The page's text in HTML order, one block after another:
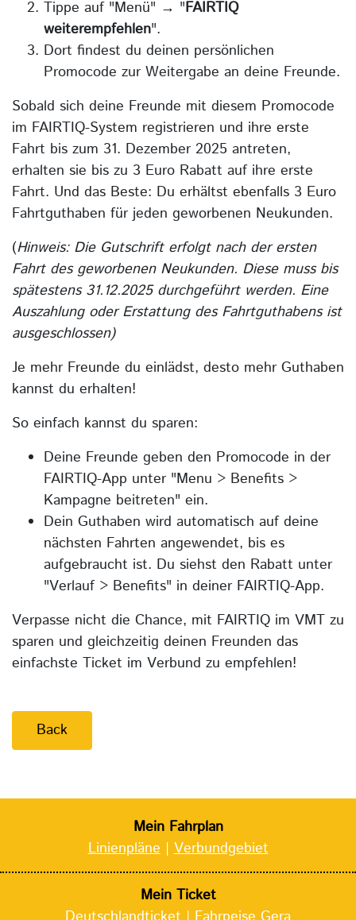
Tippe auf "Menü" → "FAIRTIQ
weiterempfehlen".
Dort findest du deinen persönlichen
Promocode zur Weitergabe an deine Freunde.
Sobald sich deine Freunde mit diesem Promocode
im FAIRTIQ-System registrieren und ihre erste
Fahrt bis zum 31. Dezember 2025 antreten,
erhalten sie bis zu 3 Euro Rabatt auf ihre erste
Fahrt. Und das Beste: Du erhältst ebenfalls 3 Euro
Fahrtguthaben für jeden geworbenen Neukunden.
(Hinweis: Die Gutschrift erfolgt nach der ersten
Fahrt des geworbenen Neukunden. Diese muss bis
spätestens 31.12.2025 durchgeführt werden. Eine
Auszahlung oder Erstattung des Fahrtguthabens ist
ausgeschlossen)
Je mehr Freunde du einlädst, desto mehr Guthaben
kannst du erhalten!
So einfach kannst du sparen:
Deine Freunde geben den Promocode in der
FAIRTIQ-App unter "Menu > Benefits >
Kampagne beitreten" ein.
Dein Guthaben wird automatisch auf deine
nächsten Fahrten angewendet, bis es
aufgebraucht ist. Du siehst den Rabatt unter
"Verlauf > Benefits" in deiner FAIRTIQ-App.
Verpasse nicht die Chance, mit FAIRTIQ im VMT zu
sparen und gleichzeitig deinen Freunden das
einfachste Ticket im Verbund zu empfehlen!
Back
Mein Fahrplan
Linienpläne|Verbundgebiet
Mein Ticket